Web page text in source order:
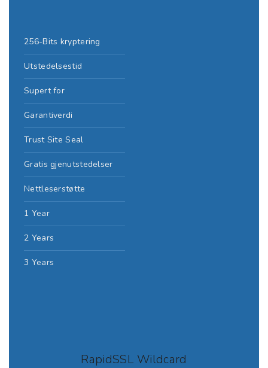
256-Bits kryptering
Utstedelsestid
Supert for
Garantiverdi
Trust Site Seal
Gratis gjenutstedelser
Nettleserstøtte
1 Year
2 Years
3 Years
RapidSSL Wildcard